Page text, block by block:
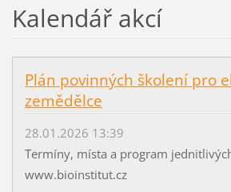
Kalendář akcí
Plán povinných školení pro
zemědělce
28.01.2026 13:39
Termíny, místa a program
www.bioinstitut.cz